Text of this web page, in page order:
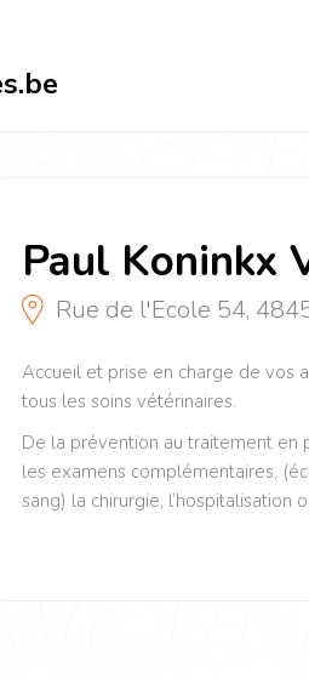
Paul Koninkx
Rue de l'Ecole 54,
Accueil et prise en charge de vos
tous les soins vétérinaires.
De la prévention au traitement en
les examens complémentaires,
sang) la chirurgie, l’hospitalisation